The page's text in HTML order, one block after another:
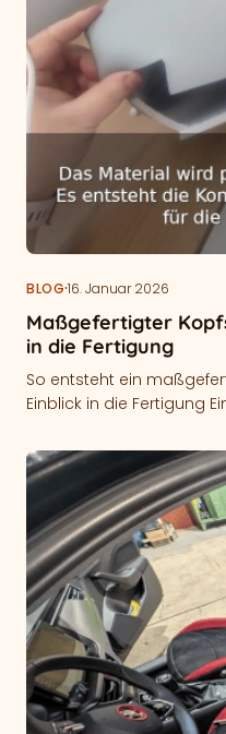
BLOG·16. Januar 2026
Maßgefertigter
in die Fertigung
So entsteht ein
Einblick in die Fertigung
angepasst…